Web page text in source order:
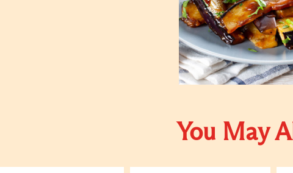
You May